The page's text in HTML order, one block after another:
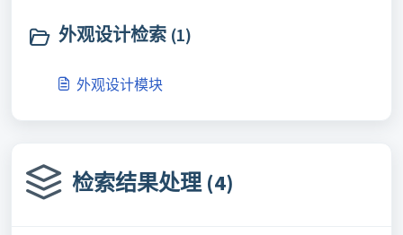
外观设计检索 (1)
外观设计模块
检索结果处理 (4)